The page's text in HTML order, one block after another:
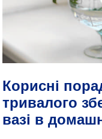
Корисні
тривалого
вазі в